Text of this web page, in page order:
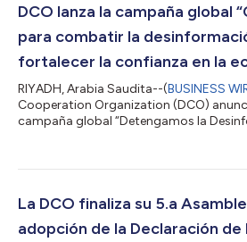
internacional en torno a iniciativas de
Estados miembros de l...
DCO lanza la campaña global
para combatir la
fortalecer la confianza en la
RIYADH, Arabia Saudita--(BUSINESS
Cooperation Organization (DCO)
campaña global “Detengamos la
organización hizo un llamado a la
plataformas digitales. La campaña
La DCO finaliza su 5.a
adopción de la Declaración